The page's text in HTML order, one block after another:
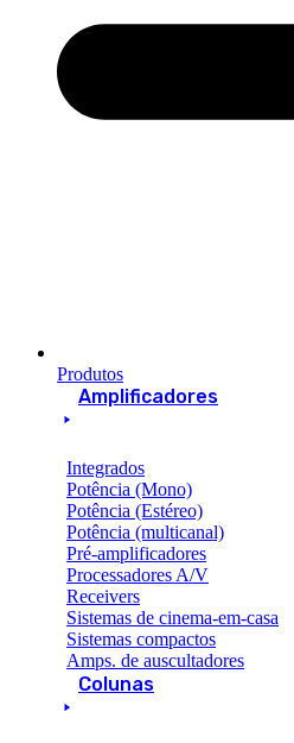
Produtos
Amplificadores
Integrados
Potência (Mono)
Potência (Estéreo)
Potência (multicanal)
Pré-amplificadores
Processadores A/V
Receivers
Sistemas de cinema-em-casa
Sistemas compactos
Amps. de auscultadores
Colunas